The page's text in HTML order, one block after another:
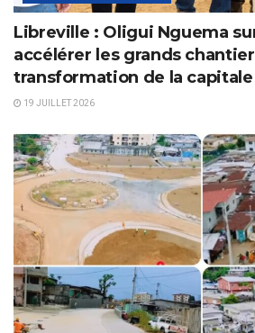
Libreville : Oligui Nguema
accélérer les grands
transformation de la capitale
19 JUILLET 2026